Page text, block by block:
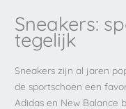
Sneakers:
tegelijk
Sneakers zijn al jaren
de sportschoen een
Adidas en New Balance